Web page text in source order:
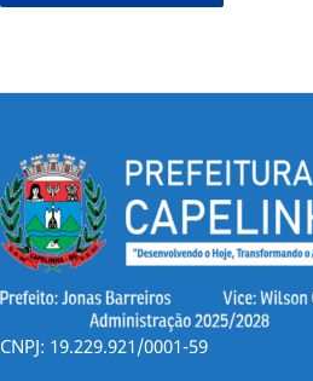
CNPJ: 19.229.921/0001-59